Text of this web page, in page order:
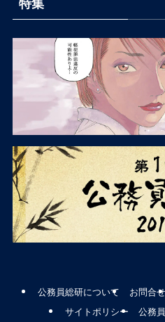
特集
公務員総研について お問合せ
サイトポリシー
公務